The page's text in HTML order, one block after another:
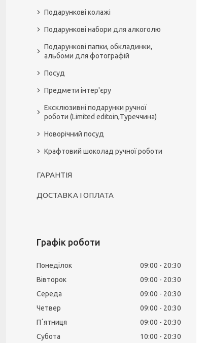
Подарункові колажі
Подарункові набори для алкоголю
Подарункові папки, обкладинки,
альбоми для фотографій
Посуд
Предмети інтер'єру
Ексклюзивні подарунки ручної
роботи (Limited editoin,Туреччина)
Новорічний посуд
Крафтовий шоколад ручної роботи
ГАРАНТІЯ
ДОСТАВКА І ОПЛАТА
Графік роботи
Понеділок 09:00
20:30
Вівторок
09:00
20:30
Середа
09:00
20:30
Четвер
09:00
20:30
Пʼятниця
09:00
20:30
Субота
10:00
20:30